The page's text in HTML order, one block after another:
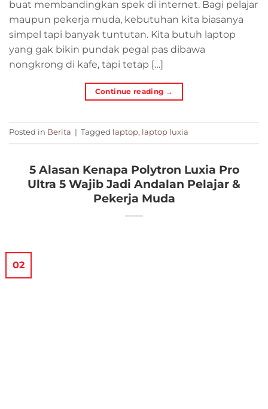
buat membandingkan spek di internet. Bagi pelajar
maupun pekerja muda, kebutuhan kita biasanya
simpel tapi banyak tuntutan. Kita butuh laptop
yang gak bikin pundak pegal pas dibawa
nongkrong di kafe, tapi tetap […]
Continue reading →
Posted in Berita | Tagged laptop, laptop luxia
5 Alasan Kenapa Polytron Luxia Pro
Ultra 5 Wajib Jadi Andalan Pelajar &
Pekerja Muda
02